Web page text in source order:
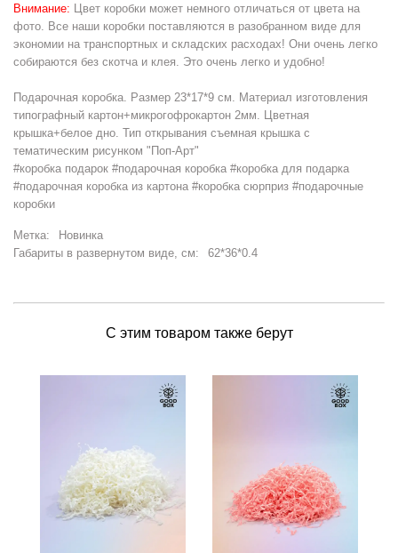
Внимание: Цвет коробки может немного отличаться от цвета на
фото. Все наши коробки поставляются в разобранном виде для
экономии на транспортных и складских расходах! Они очень легко
собираются без скотча и клея. Это очень легко и удобно!
Подарочная коробка. Размер 23*17*9 см. Материал изготовления
типографный картон+микрогофрокартон 2мм. Цветная
крышка+белое дно. Тип открывания съемная крышка с
тематическим рисунком "Поп-Арт"
#коробка подарок #подарочная коробка #коробка для подарка
#подарочная коробка из картона #коробка сюрприз #подарочные
коробки
Метка:
Новинка
Габариты в развернутом виде, см:
62*36*0.4
С этим товаром также берут